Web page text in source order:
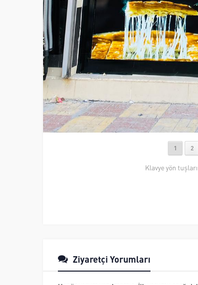
1 2
Klavye yön
Ziyaretçi Yorumları